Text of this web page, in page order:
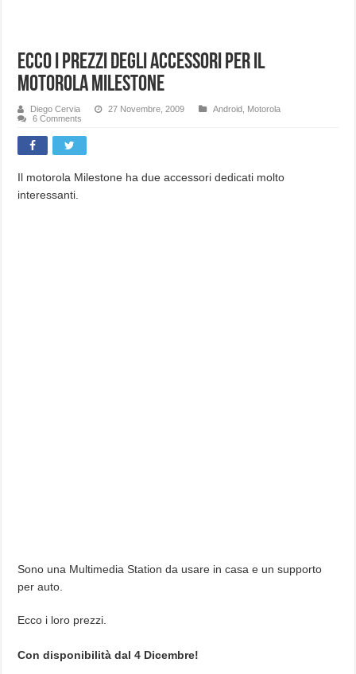
Ecco i prezzi degli accessori per il
Motorola Milestone
Diego Cervia 27 Novembre, 2009 Android Motorola
6 Comments
Il motorola Milestone ha due accessori dedicati molto
interessanti.
Sono una Multimedia Station da usare in casa e un supporto
per auto.
Ecco i loro prezzi.
Con disponibilità dal 4 Dicembre!